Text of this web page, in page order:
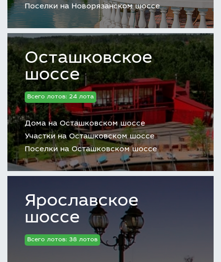
Поселки на Новорязанском шоссе
Осташковское
шоссе
Всего лотов: 24 лота
Дома на Осташковском шоссе
Участки на Осташковском шоссе
Поселки на Осташковском шоссе
Ярославское
шоссе
Всего лотов: 38 лотов